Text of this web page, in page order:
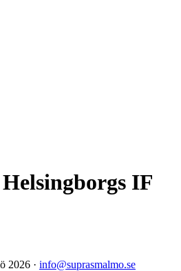
IF
2026 · info@suprasmalmo.se